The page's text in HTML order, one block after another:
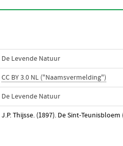
De Levende Natuur
CC BY 3.0 NL ("Naamsvermelding")
De Levende Natuur
J.P. Thijsse. (1897). De Sint-